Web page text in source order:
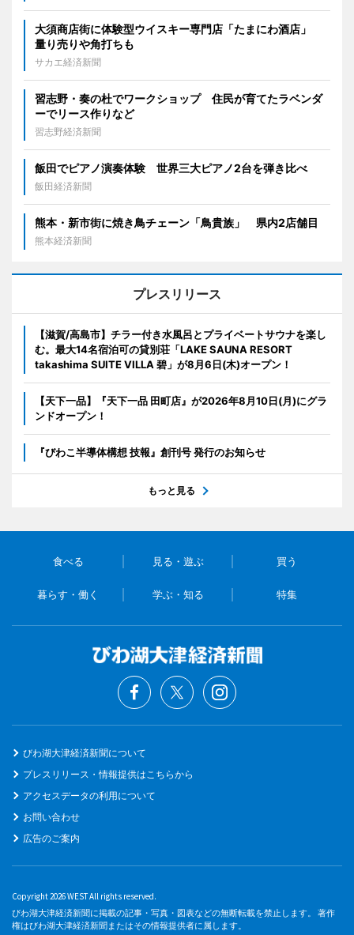
大須商店街に体験型ウイスキー専門店「たまにわ酒店」
量り売りや角打ちも
サカエ経済新聞
習志野・奏の杜でワークショップ 住民が育てたラベンダ
ーでリース作りなど
習志野経済新聞
飯田でピアノ演奏体験 世界三大ピアノ2台を弾き比べ
飯田経済新聞
熊本・新市街に焼き鳥チェーン「鳥貴族」 県内2店舗目
熊本経済新聞
プレスリリース
【滋賀/高島市】チラー付き水風呂とプライベートサウナを楽し
む。最大14名宿泊可の貸別荘「LAKE SAUNA RESORT
takashima SUITE VILLA 碧」が8月6日(木)オープン！
【天下一品】『天下一品 田町店』が2026年8月10日(月)にグラ
ンドオープン！
『びわこ半導体構想 技報』創刊号 発行のお知らせ
もっと見る
食べる 見る・遊ぶ 買う
暮らす・働く 学ぶ・知る 特集
びわ湖大津経済新聞について
プレスリリース・情報提供はこちらから
アクセスデータの利用について
お問い合わせ
広告のご案内
Copyright 2026 WEST All rights reserved.
びわ湖大津経済新聞に掲載の記事・写真・図表などの無断転載を禁止します。 著作
権はびわ湖大津経済新聞またはその情報提供者に属します。